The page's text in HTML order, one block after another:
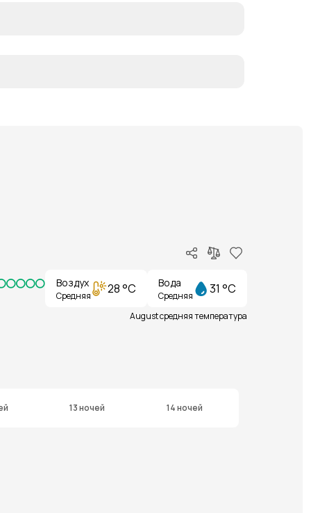
Воздух
Средняя 28 °C Вода
Средняя 31 °C
August средняя температура
13 ночей 14 ночей